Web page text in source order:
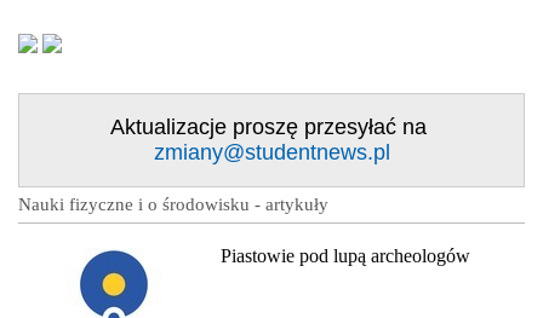
Aktualizacje proszę przesyłać na
zmiany@studentnews.pl
Nauki fizyczne i o środowisku - artykuły
Piastowie pod lupą archeologów